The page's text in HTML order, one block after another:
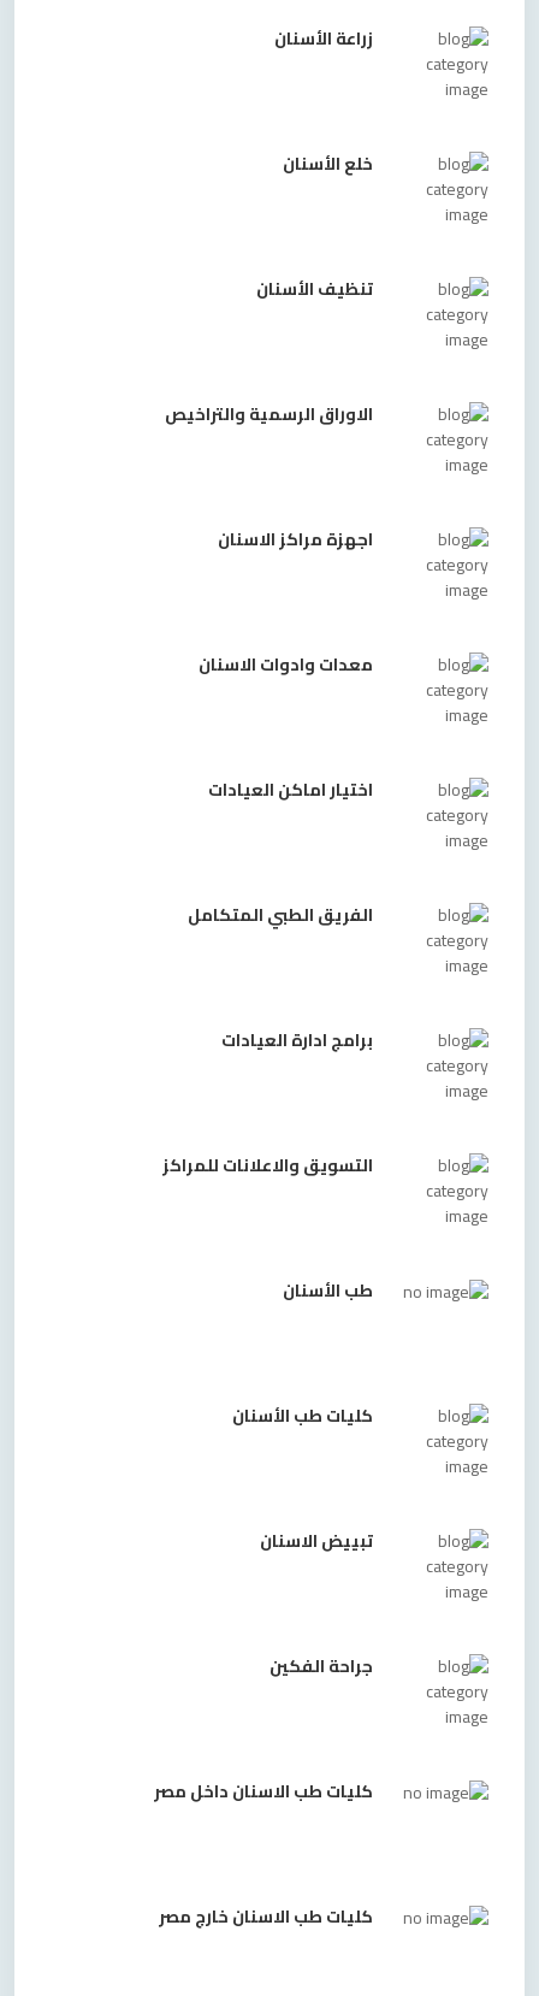
زراعة الأسنان
خلع الأسنان
تنظيف الأسنان
الاوراق الرسمية والتراخيص
اجهزة مراكز الاسنان
معدات وادوات الاسنان
اختيار اماكن العيادات
الفريق الطبي المتكامل
برامج ادارة العيادات
التسويق والاعلانات للمراكز
طب الأسنان
كليات طب الأسنان
تبييض الاسنان
جراحة الفكين
كليات طب الاسنان داخل مصر
كليات طب الاسنان خارج مصر